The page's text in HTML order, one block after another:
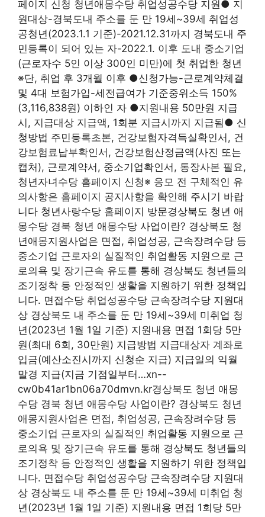
페이지 신청 청년애몽수당 취업성공수당 지원● 지
원대상-경북도내 주소를 둔 만 19세~39세 취업성
공청년(2023.1.1 기준)-2021.12.31까지 경북도내 주
민등록이 되어 있는 자-2022.1. 이후 도내 중소기업
(근로자수 5인 이상 300인 미만)에 첫 취업한 청년
※단, 취업 후 3개월 이후 ●신청가능-근로계약체결
및 4대 보험가입-세전급여가 기준중위소득 150%
(3,116,838원) 이하인 자 ●지원내용 50만원 지급
시, 지급대상 지급액, 1회분 지급시까지 지급됨● 신
청방법 주민등록초본, 건강보험자격득실확인서, 건
강보험료납부확인서, 건강보험산정금액(사진 또는
캡처), 근로계약서, 중소기업확인서, 통장사본 필요,
청년자녀수당 홈페이지 신청※ 응모 전 구체적인 유
의사항은 홈페이지 공지사항을 확인해 주시기 바랍
니다 청년사랑수당 홈페이지 방문경상북도 청년 애
몽수당 경북 청년 애몽수당 사업이란? 경상북도 청
년애몽지원사업은 면접, 취업성공, 근속장려수당 등
중소기업 근로자의 실질적인 취업활동 지원으로 근
로의욕 및 장기근속 유도를 통해 경상북도 청년들의
조기정착 등 안정적인 생활을 지원하기 위한 정책입
니다. 면접수당 취업성공수당 근속장려수당 지원대
상 경상북도 내 주소를 둔 만 19세~39세 미취업 청
년(2023년 1월 1일 기준) 지원내용 면접 1회당 5만
원(최대 6회, 30만원) 지급방법 지급대상자 계좌로
입금(예산소진시까지 신청순 지급) 지급일의 익월
말경 지급(지금 기점일부터…xn--
cw0b41ar1bn06a70dmvn.kr경상북도 청년 애몽
수당 경북 청년 애몽수당 사업이란? 경상북도 청년
애몽지원사업은 면접, 취업성공, 근속장려수당 등
중소기업 근로자의 실질적인 취업활동 지원으로 근
로의욕 및 장기근속 유도를 통해 경상북도 청년들의
조기정착 등 안정적인 생활을 지원하기 위한 정책입
니다. 면접수당 취업성공수당 근속장려수당 지원대
상 경상북도 내 주소를 둔 만 19세~39세 미취업 청
년(2023년 1월 1일 기준) 지원내용 면접 1회당 5만